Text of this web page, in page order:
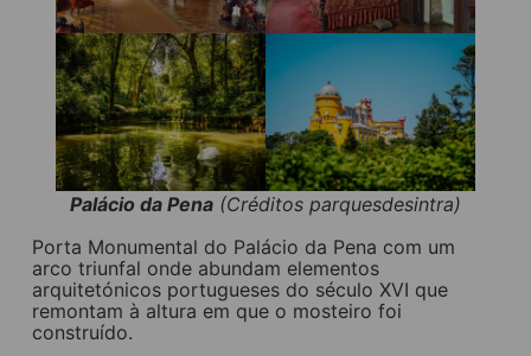
Palácio da Pena (Créditos parquesdesintra)
Porta Monumental do Palácio da Pena com um
arco triunfal onde abundam elementos
arquitetónicos portugueses do século XVI que
remontam à altura em que o mosteiro foi
construído.